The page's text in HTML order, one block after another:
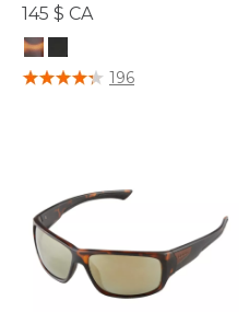
145 $ CA
5 sur 5 Évaluation des clients
196